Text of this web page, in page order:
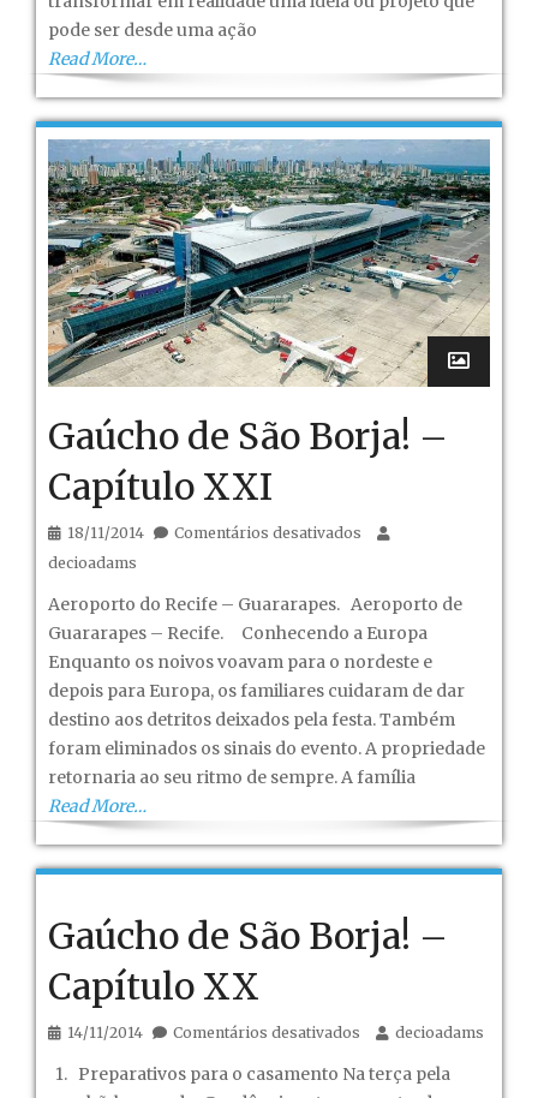
pode ser desde uma ação
Read More…
Gaúcho de São Borja! –
Capítulo XXI
18/11/2014 Comentários desativados em
decioadams
Aeroporto do Recife – Guararapes. Aeroporto de
Guararapes – Recife. Conhecendo a Europa
Enquanto os noivos voavam para o nordeste e
depois para Europa, os familiares cuidaram de dar
destino aos detritos deixados pela festa. Também
foram eliminados os sinais do evento. A propriedade
retornaria ao seu ritmo de sempre. A família
Read More…
Gaúcho de São Borja! –
Capítulo XX
14/11/2014 Comentários desativados em
decioadams
1. Preparativos para o casamento Na terça pela